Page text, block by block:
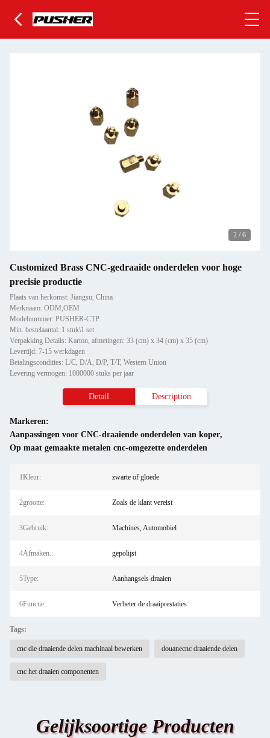
2 / 6
Customized Brass CNC-gedraaide onderdelen voor hoge
precisie productie
Plaats van herkomst: Jiangsu, China
Merknaam: ODM,OEM
Modelnummer: PUSHER-CTP
Min. bestelaantal: 1 stuk\1 set
Verpakking Details: Karton, afmetingen: 33 (cm) x 34 (cm) x 35 (cm)
Levertijd: 7-15 werkdagen
Betalingscondities: L/C, D/A, D/P, T/T, Western Union
Levering vermogen: 1000000 stuks per jaar
Detail Description
Markeren:
Aanpassingen voor CNC-draaiende onderdelen van koper,
Op maat gemaakte metalen cnc-omgezette onderdelen
1Kleur: zwarte of gloede
2grootte: Zoals de klant vereist
3Gebruik: Machines, Automobiel
4Afmaken.: gepolijst
5Type: Aanhangsels draaien
6Functie: Verbeter de draaiprestaties
Tags:
cnc die draaiende delen machinaal bewerken douanecnc draaiende delen
cnc het draaien componenten
Gelijksoortige Producten